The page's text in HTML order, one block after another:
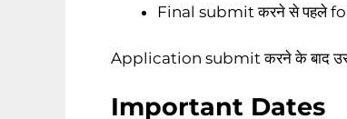
Final submit करने से पहले
Application submit करने के बाद
Important Dates